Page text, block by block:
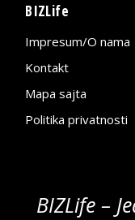
BIZLife
Impresum/O nama
Kontakt
Mapa sajta
Politika privatnosti
BIZLife –